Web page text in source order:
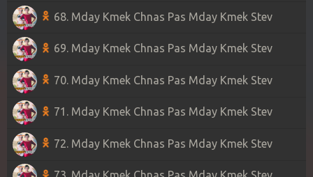
68. Mday Kmek Chnas Pas Mday Kmek Stev
69. Mday Kmek Chnas Pas Mday Kmek Stev
70. Mday Kmek Chnas Pas Mday Kmek Stev
71. Mday Kmek Chnas Pas Mday Kmek Stev
72. Mday Kmek Chnas Pas Mday Kmek Stev